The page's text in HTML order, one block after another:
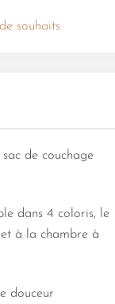
souhaits
de couchage
dans 4 coloris, le
à la chambre à
douceur